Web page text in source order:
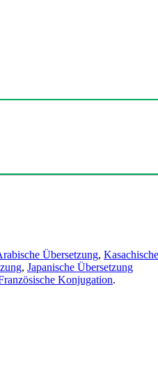
Übersetzung,
, Japanische Übersetzung
Konjugation.